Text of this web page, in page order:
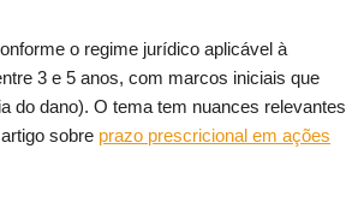
o regime jurídico aplicável à
3 e 5 anos, com marcos iniciais que
do dano). O tema tem nuances relevantes
sobre prazo prescricional em ações